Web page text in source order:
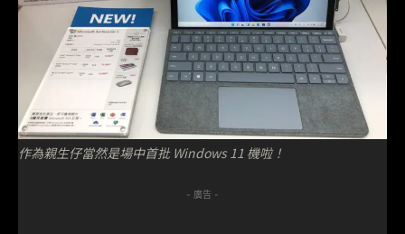
作為親生仔當然是場中首批 Windows 11 機啦！
- 廣告 -